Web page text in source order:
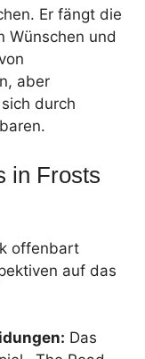
Er fängt die
Wünschen und
aber
durch
in Frosts
offenbart
auf das
Das